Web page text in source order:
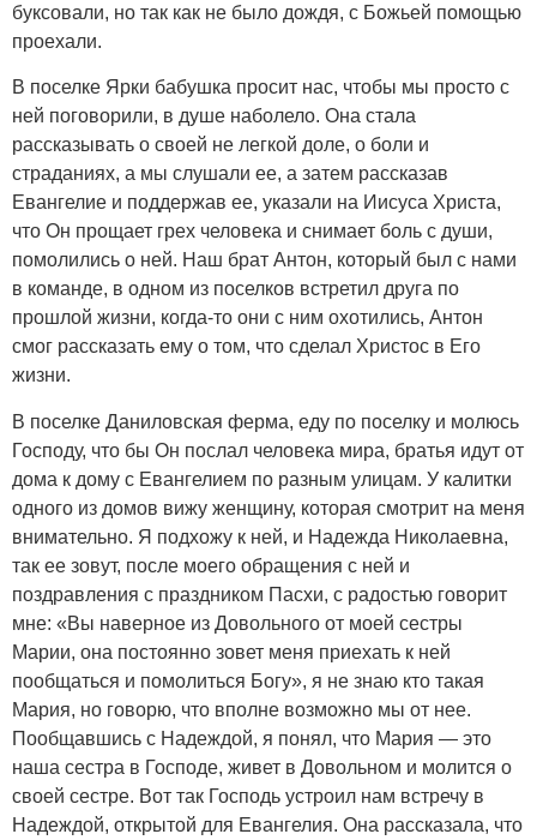
буксовали, но так как не было дождя, с Божьей помощью
проехали.
В поселке Ярки бабушка просит нас, чтобы мы просто с
ней поговорили, в душе наболело. Она стала
рассказывать о своей не легкой доле, о боли и
страданиях, а мы слушали ее, а затем рассказав
Евангелие и поддержав ее, указали на Иисуса Христа,
что Он прощает грех человека и снимает боль с души,
помолились о ней. Наш брат Антон, который был с нами
в команде, в одном из поселков встретил друга по
прошлой жизни, когда-то они с ним охотились, Антон
смог рассказать ему о том, что сделал Христос в Его
жизни.
В поселке Даниловская ферма, еду по поселку и молюсь
Господу, что бы Он послал человека мира, братья идут от
дома к дому с Евангелием по разным улицам. У калитки
одного из домов вижу женщину, которая смотрит на меня
внимательно. Я подхожу к ней, и Надежда Николаевна,
так ее зовут, после моего обращения с ней и
поздравления с праздником Пасхи, с радостью говорит
мне: «Вы наверное из Довольного от моей сестры
Марии, она постоянно зовет меня приехать к ней
пообщаться и помолиться Богу», я не знаю кто такая
Мария, но говорю, что вполне возможно мы от нее.
Пообщавшись с Надеждой, я понял, что Мария — это
наша сестра в Господе, живет в Довольном и молится о
своей сестре. Вот так Господь устроил нам встречу в
Надеждой, открытой для Евангелия. Она рассказала, что